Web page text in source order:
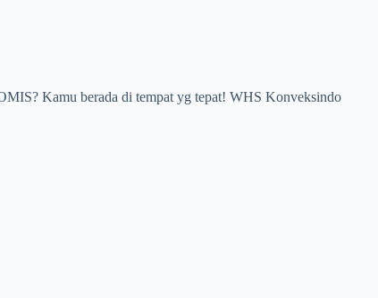
Kamu berada di tempat yg tepat! WHS Konveksindo